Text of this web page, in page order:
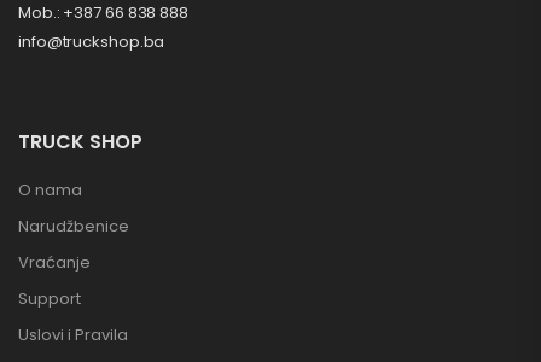
Mob.: +387 66 838 888
info@truckshop.ba
TRUCK SHOP
O nama
Narudžbenice
Vraćanje
Support
Uslovi i Pravila